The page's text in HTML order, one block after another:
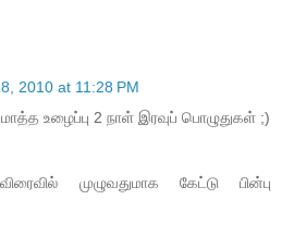
2010 at 11:28 PM
உழைப்பு 2 நாள் இரவுப் பொழுதுகள் ;)
முழுவதுமாக கேட்டு பின்பு